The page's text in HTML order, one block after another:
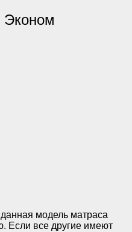
Эконом
модель матраса
Если все другие имеют